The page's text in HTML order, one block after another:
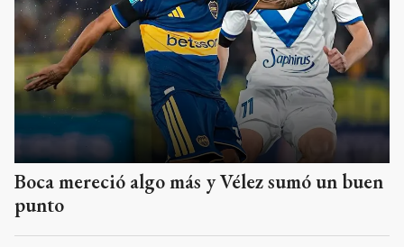
Boca mereció algo más y Vélez sumó un buen
punto